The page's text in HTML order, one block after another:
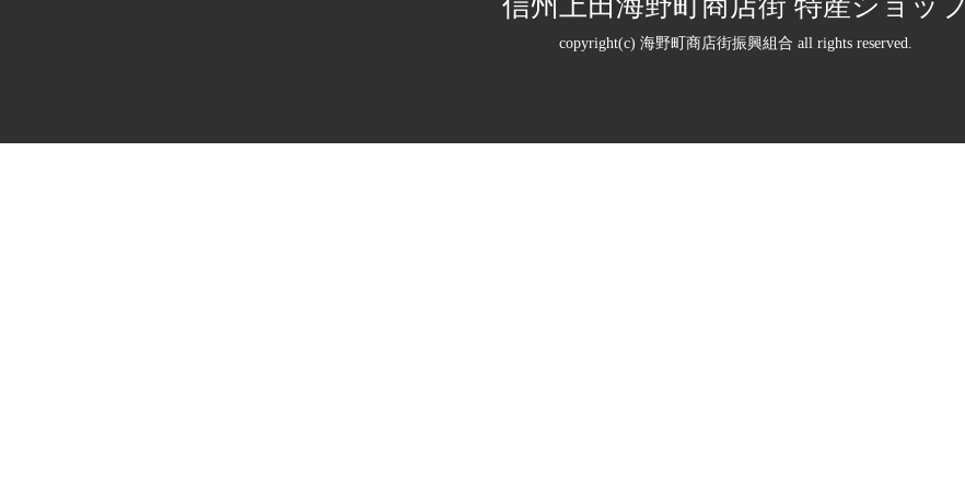
copyright(c) 海野町商店街振興組合 all rights reserved.